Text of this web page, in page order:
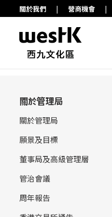
關於我們 | 營商機會 |
關於管理局
關於管理局
願景及目標
董事局及高級管理層
管治會議
周年報告